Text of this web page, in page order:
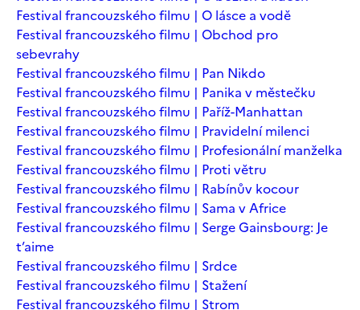
Festival francouzského filmu | O lásce a vodě
Festival francouzského filmu | Obchod pro
sebevrahy
Festival francouzského filmu | Pan Nikdo
Festival francouzského filmu | Panika v městečku
Festival francouzského filmu | Paříž-Manhattan
Festival francouzského filmu | Pravidelní milenci
Festival francouzského filmu | Profesionální manželka
Festival francouzského filmu | Proti větru
Festival francouzského filmu | Rabínův kocour
Festival francouzského filmu | Sama v Africe
Festival francouzského filmu | Serge Gainsbourg: Je
t’aime
Festival francouzského filmu | Srdce
Festival francouzského filmu | Stažení
Festival francouzského filmu | Strom